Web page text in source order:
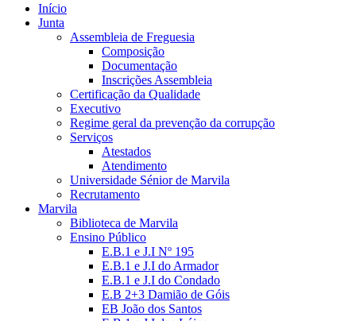
Início
Junta
Assembleia de Freguesia
Composição
Documentação
Inscrições Assembleia
Certificação da Qualidade
Executivo
Regime geral da prevenção da corrupção
Serviços
Atestados
Atendimento
Universidade Sénior de Marvila
Recrutamento
Marvila
Biblioteca de Marvila
Ensino Público
E.B.1 e J.I Nº 195
E.B.1 e J.I do Armador
E.B.1 e J.I do Condado
E.B 2+3 Damião de Góis
EB João dos Santos